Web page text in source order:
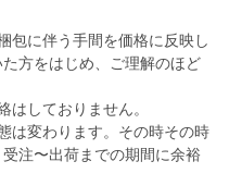
包に伴う手間を価格に反映し
方をはじめ、ご理解のほど
はしておりません。
は変わります。その時その時
注〜出荷までの期間に余裕